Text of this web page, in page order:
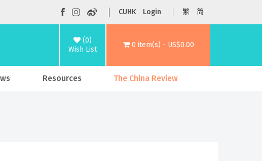
CUHK Login 繁 简
(0)
Wish List
0 item(s) - US$0.00
Resources The China Review